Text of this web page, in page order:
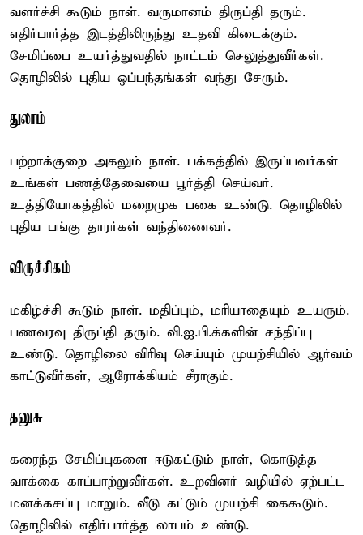
வளர்ச்சி கூடும் நாள். வருமானம் திருப்தி தரும்.
எதிர்பார்த்த இடத்திலிருந்து உதவி கிடைக்கும்.
சேமிப்பை உயர்த்துவதில் நாட்டம் செலுத்துவீர்கள்.
தொழிலில் புதிய ஒப்பந்தங்கள் வந்து சேரும்.
துலாம்
பற்றாக்குறை அகலும் நாள். பக்கத்தில் இருப்பவர்கள்
உங்கள் பணத்தேவையை பூர்த்தி செய்வர்.
உத்தியோகத்தில் மறைமுக பகை உண்டு. தொழிலில்
புதிய பங்கு தாரர்கள் வந்திணைவர்.
விருச்சிகம்
மகிழ்ச்சி கூடும் நாள். மதிப்பும், மரியாதையும் உயரும்.
பணவரவு திருப்தி தரும். வி.ஐ.பி.க்களின் சந்திப்பு
உண்டு. தொழிலை விரிவு செய்யும் முயற்சியில் ஆர்வம்
காட்டுவீர்கள், ஆரோக்கியம் சீராகும்.
தனுசு
கரைந்த சேமிப்புகளை ஈடுகட்டும் நாள், கொடுத்த
வாக்கை காப்பாற்றுவீர்கள். உறவினர் வழியில் ஏற்பட்ட
மனக்கசப்பு மாறும். வீடு கட்டும் முயற்சி கைகூடும்.
தொழிலில் எதிர்பார்த்த லாபம் உண்டு.